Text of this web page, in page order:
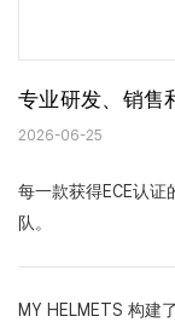
专业研发、销售
2026-06-25
每一款获得ECE认
队。
MY HELMETS 构建